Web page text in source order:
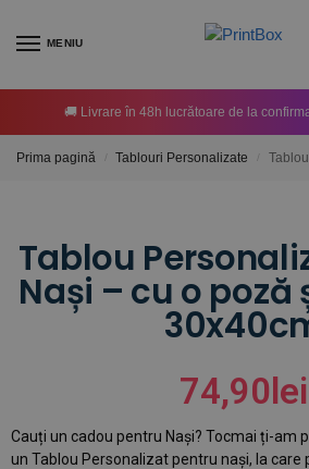
MENIU
🚚 Livrare în 48h lucrătoare de la
Prima pagină Tablouri Personalizate Tablou
Tablou
Nași – cu o poză
74,90lei
Cauți un cadou pentru Nași? Tocmai ți-am
un Tablou Personalizat pentru nași, la care